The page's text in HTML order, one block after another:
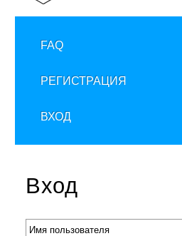
FAQ
РЕГИСТРАЦИЯ
ВХОД
Вход